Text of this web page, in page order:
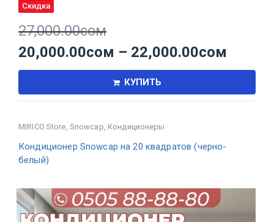
Скидка
27,000.00сом
20,000.00сом – 22,000.00сом
КУПИТЬ
MIRICO Store Snowcap Кондиционеры
Кондиционер Snowcap на 20 квадратов (черно-
белый)